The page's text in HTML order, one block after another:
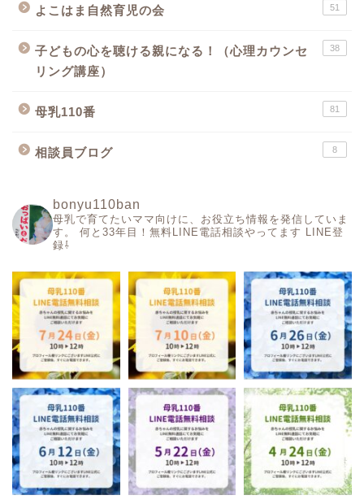
よこはま自然育児の会 51
子どもの心を聴ける親になる！（心理カウンセ
リング講座）
38
母乳110番 81
相談員ブログ 8
bonyu110ban
母乳で育てたいママ向けに、お役立ち情報を発信していま
す。
何と33年目！無料LINE電話相談やってます
LINE登
録⇩